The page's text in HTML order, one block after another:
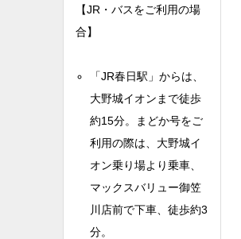
【JR・バスをご利用の場
合】
「JR春日駅」からは、
大野城イオンまで徒歩
約15分。まどか号をご
利用の際は、大野城イ
オン乗り場より乗車、
マックスバリュー御笠
川店前で下車、徒歩約3
分。